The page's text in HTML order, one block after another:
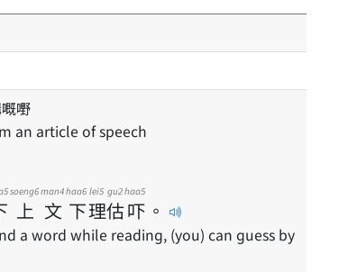
嘢
an article of speech
上
soeng6
文
man4
下
haa6
理
lei5
估
gu2
吓
haa5
。
a word while reading, (you) can guess by